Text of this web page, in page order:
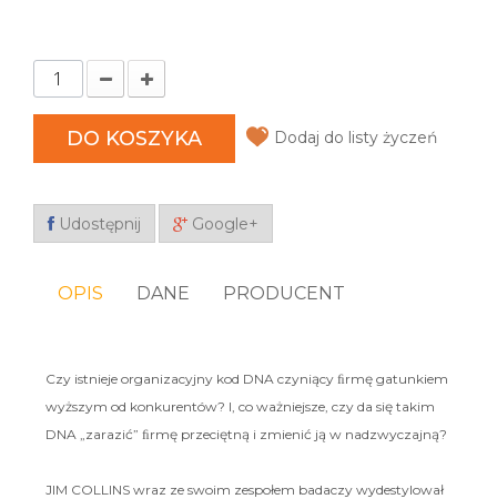
DO KOSZYKA Dodaj do listy życzeń
Udostępnij Google+
OPIS DANE PRODUCENT
Czy istnieje organizacyjny kod DNA czyniący ﬁrmę gatunkiem
wyższym od konkurentów? I, co ważniejsze, czy da się takim
DNA „zarazić” ﬁrmę przeciętną i zmienić ją w nadzwyczajną?
JIM COLLINS wraz ze swoim zespołem badaczy wydestylował